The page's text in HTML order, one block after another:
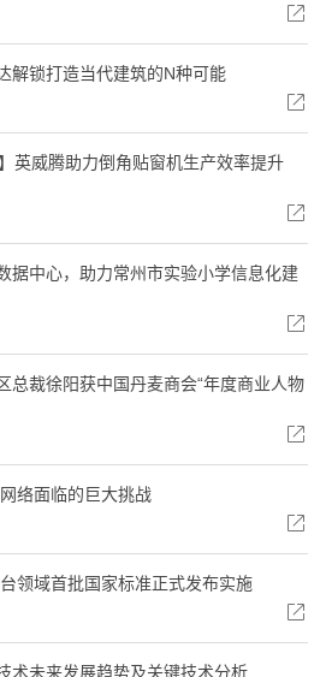
解锁打造当代建筑的N种可能
英威腾助力倒角贴窗机生产效率提升
据中心，助力常州市实验小学信息化建
总裁徐阳获中国丹麦商会“年度商业人物
络面临的巨大挑战
领域首批国家标准正式发布实施
术未来发展趋势及关键技术分析